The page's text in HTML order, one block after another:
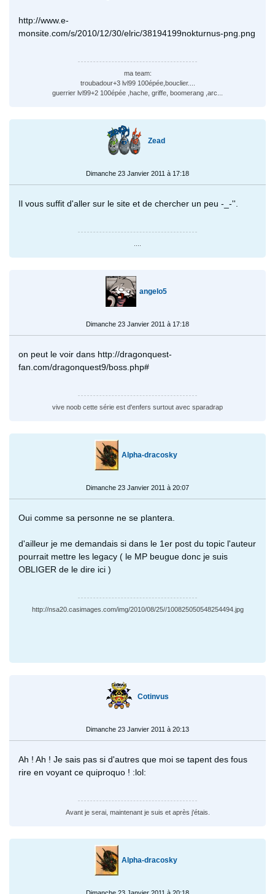
http://www.e-
monsite.com/s/2010/12/30/elric/38194199nokturnus-png.png
ma team:
troubadour+3 lvl99 100épée,bouclier....
guerrier lvl99+2 100épée ,hache, griffe, boomerang ,arc...
Zead
Dimanche 23 Janvier 2011 à 17:18
Il vous suffit d'aller sur le site et de chercher un peu -_-''.
angelo5
Dimanche 23 Janvier 2011 à 17:18
on peut le voir dans http://dragonquest-
fan.com/dragonquest9/boss.php#
vive noob cette série est d'enfers surtout avec sparadrap
Alpha-dracosky
Dimanche 23 Janvier 2011 à 20:07
Oui comme sa personne ne se plantera.
d'ailleur je me demandais si dans le 1er post du topic l'auteur
pourrait mettre les legacy ( le MP beugue donc je suis
OBLIGER de le dire ici )
http://nsa20.casimages.com/img/2010/08/25//100825050548254494.jpg
Cotinvus
Dimanche 23 Janvier 2011 à 20:13
Ah ! Ah ! Je sais pas si d'autres que moi se tapent des fous
rire en voyant ce quiproquo ! :lol:
Avant je serai, maintenant je suis et après j'étais.
Alpha-dracosky